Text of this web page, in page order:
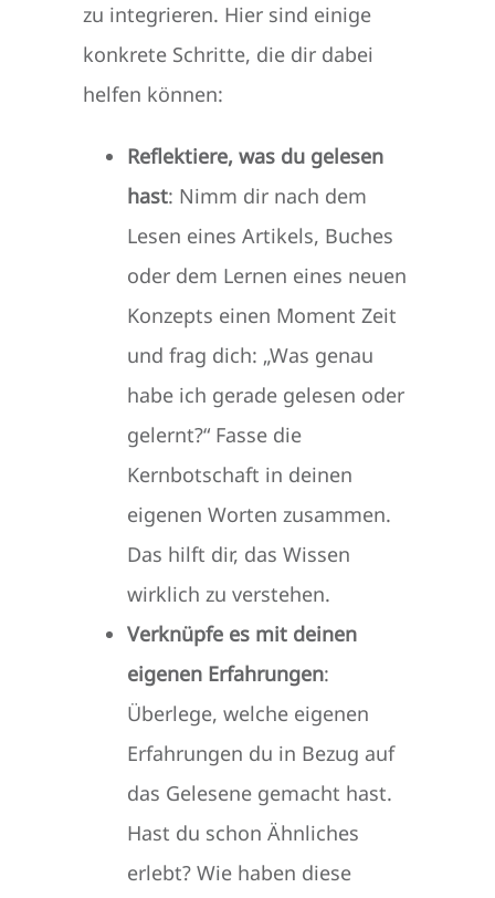
zu integrieren. Hier sind einige
konkrete Schritte, die dir dabei
helfen können:
Reflektiere, was du gelesen
hast: Nimm dir nach dem
Lesen eines Artikels, Buches
oder dem Lernen eines neuen
Konzepts einen Moment Zeit
und frag dich: „Was genau
habe ich gerade gelesen oder
gelernt?“ Fasse die
Kernbotschaft in deinen
eigenen Worten zusammen.
Das hilft dir, das Wissen
wirklich zu verstehen.
Verknüpfe es mit deinen
eigenen Erfahrungen:
Überlege, welche eigenen
Erfahrungen du in Bezug auf
das Gelesene gemacht hast.
Hast du schon Ähnliches
erlebt? Wie haben diese